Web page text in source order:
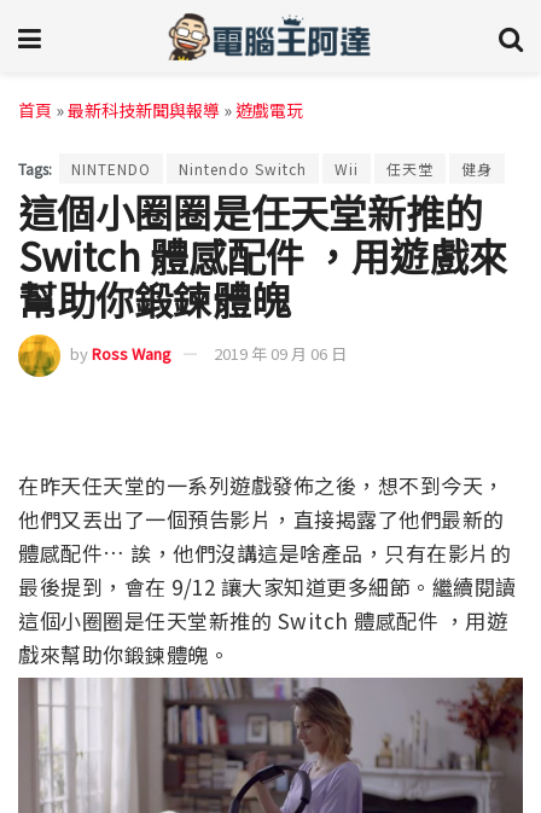
首頁 »最新科技新聞與報導 »遊戲電玩
Tags: NINTENDO Nintendo Switch Wii 任天堂 健身
這個小圈圈是任天堂新推的
Switch 體感配件 ，用遊戲來
幫助你鍛鍊體魄
byRoss Wang 2019 年 09 月 06 日
在昨天任天堂的一系列遊戲發佈之後，想不到今天，
他們又丟出了一個預告影片，直接揭露了他們最新的
體感配件… 誒，他們沒講這是啥產品，只有在影片的
最後提到，會在 9/12 讓大家知道更多細節。繼續閱讀
這個小圈圈是任天堂新推的 Switch 體感配件 ，用遊
戲來幫助你鍛鍊體魄。